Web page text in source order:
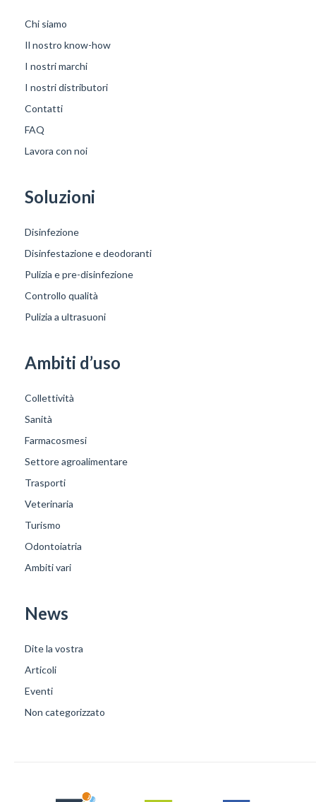
Chi siamo
Il nostro know-how
I nostri marchi
I nostri distributori
Contatti
FAQ
Lavora con noi
Soluzioni
Disinfezione
Disinfestazione e deodoranti
Pulizia e pre-disinfezione
Controllo qualità
Pulizia a ultrasuoni
Ambiti d’uso
Collettività
Sanità
Farmacosmesi
Settore agroalimentare
Trasporti
Veterinaria
Turismo
Odontoiatria
Ambiti vari
News
Dite la vostra
Articoli
Eventi
Non categorizzato